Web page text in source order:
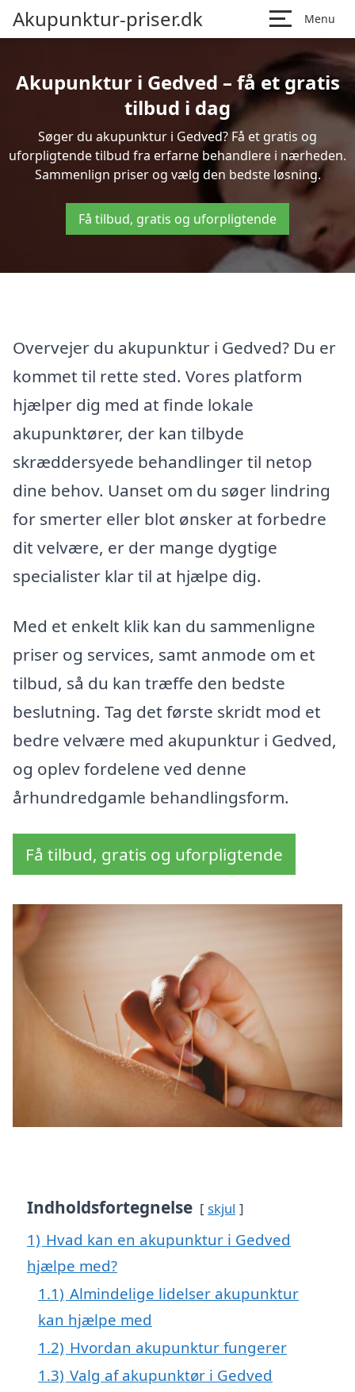
Akupunktur-priser.dk Menu
Akupunktur i Gedved – få et gratis
tilbud i dag
Søger du akupunktur i Gedved? Få et gratis og
uforpligtende tilbud fra erfarne behandlere i nærheden.
Sammenlign priser og vælg den bedste løsning.
Få tilbud, gratis og uforpligtende
Overvejer du akupunktur i Gedved? Du er
kommet til rette sted. Vores platform
hjælper dig med at finde lokale
akupunktører, der kan tilbyde
skræddersyede behandlinger til netop
dine behov. Uanset om du søger lindring
for smerter eller blot ønsker at forbedre
dit velvære, er der mange dygtige
specialister klar til at hjælpe dig.
Med et enkelt klik kan du sammenligne
priser og services, samt anmode om et
tilbud, så du kan træffe den bedste
beslutning. Tag det første skridt mod et
bedre velvære med akupunktur i Gedved,
og oplev fordelene ved denne
århundredgamle behandlingsform.
Få tilbud, gratis og uforpligtende
Indholdsfortegnelse skjul
1) Hvad kan en akupunktur i Gedved
hjælpe med?
1.1) Almindelige lidelser akupunktur
kan hjælpe med
1.2) Hvordan akupunktur fungerer
1.3) Valg af akupunktør i Gedved